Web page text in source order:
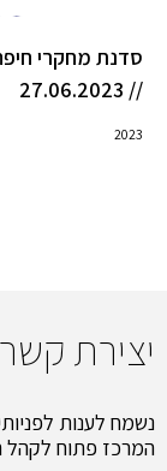
סדנת מחקרי
// 27.06.2023
2023
יצירת קשר
נשמח לענות
המרכז פתוח לקהל